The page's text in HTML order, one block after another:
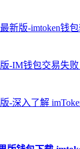
新版-imtoken钱
-IM钱包交易失
-深入了解